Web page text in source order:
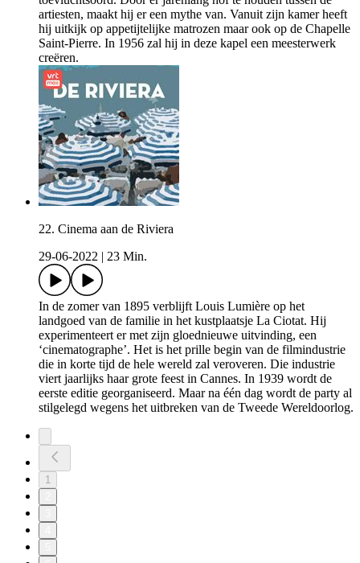
artiesten, maakt hij er een mythe van. Vanuit zijn kamer heeft
hij uitkijk op appetijtelijke matrozen maar ook op de Chapelle
Saint-Pierre. In 1956 zal hij in deze kapel een meesterwerk
creëren.
22. Cinema aan de Riviera
29-06-2022
23 Min.
In de zomer van 1895 verblijft Louis Lumière op het
landgoed van de familie in het kustplaatsje La Ciotat. Hij
experimenteert er met zijn gloednieuwe uitvinding, een
‘cinematographe’. Het is het prille begin van de filmindustrie
die in korte tijd de hele wereld zal veroveren. Die industrie
viert jaarlijks haar grote feest in Cannes. In 1939 wordt de
eerste editie georganiseerd. Maar na één dag wordt de party al
stilgelegd wegens het uitbreken van de Tweede Wereldoorlog.
1